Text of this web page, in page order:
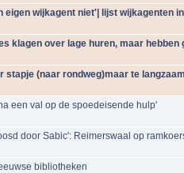
eigen wijkagent niet'| lijst wijkagenten
klagen over lage huren, maar hebben
stapje (naar rondweg)maar te
een val op de spoedeisende hulp'
door Sabic': Reimerswaal op
bibliotheken